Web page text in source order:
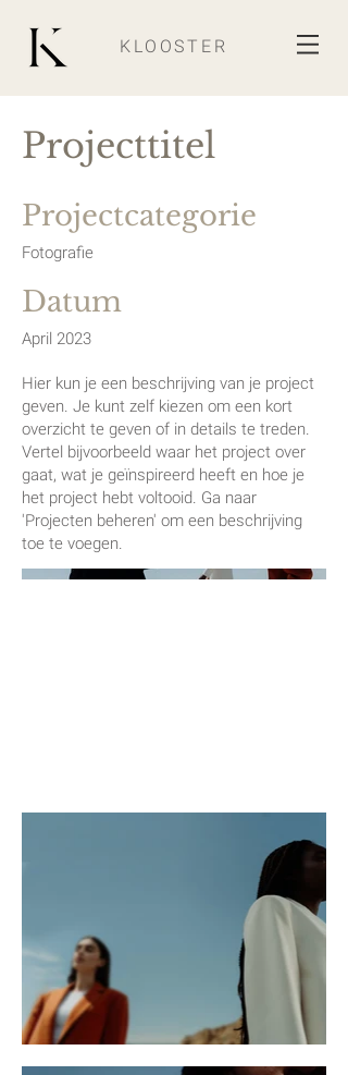
KLOOSTER
Projecttitel
Projectcategorie
Fotografie
Datum
April 2023
Hier kun je een beschrijving van je project
geven. Je kunt zelf kiezen om een kort
overzicht te geven of in details te treden.
Vertel bijvoorbeeld waar het project over
gaat, wat je geïnspireerd heeft en hoe je
het project hebt voltooid. Ga naar
'Projecten beheren' om een beschrijving
toe te voegen.